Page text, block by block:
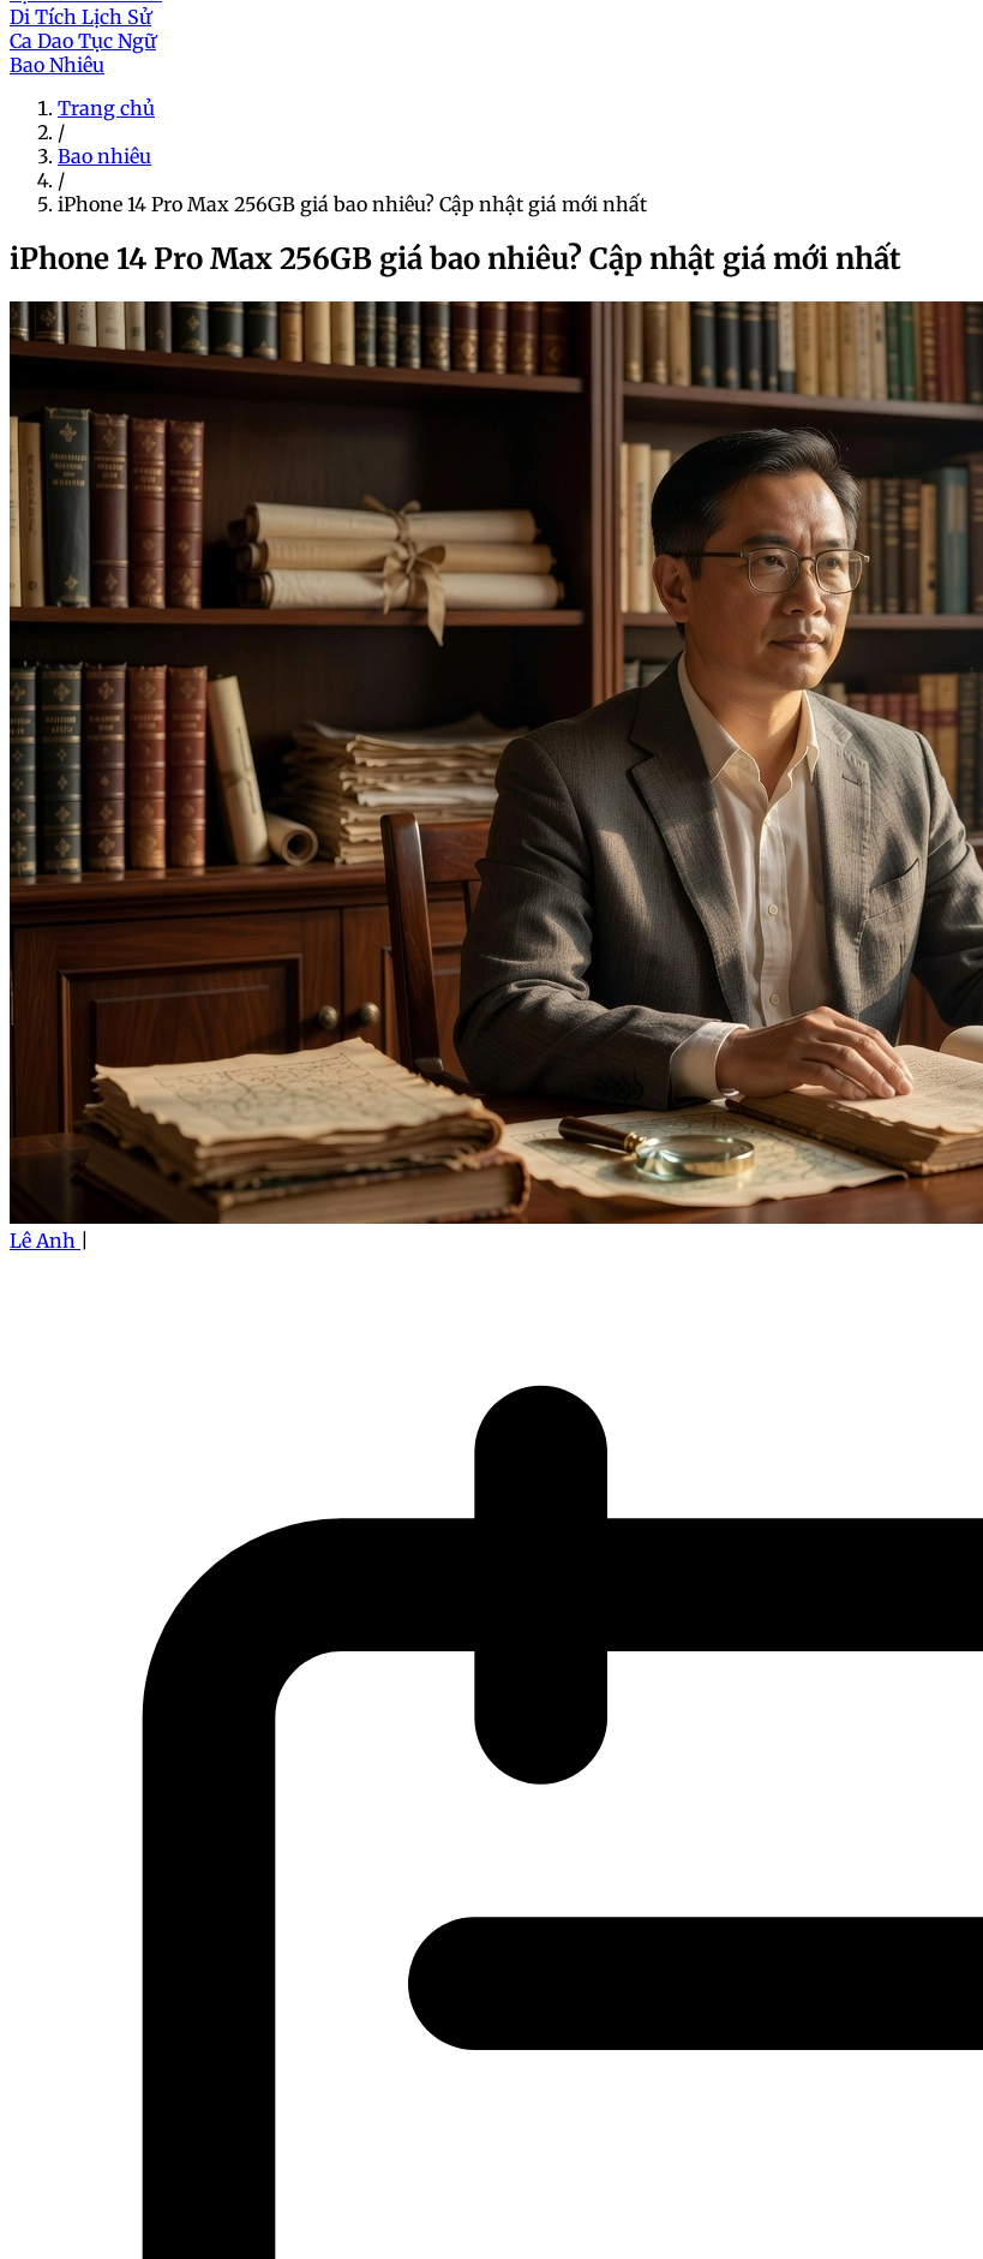
Di Tích Lịch Sử
Ca Dao Tục Ngữ
Bao Nhiêu
Trang chủ
/
Bao nhiêu
/
iPhone 14 Pro Max 256GB giá bao nhiêu? Cập nhật giá mới nhất
iPhone 14 Pro Max 256GB giá bao nhiêu? Cập nhật giá mới nhất
Lê Anh